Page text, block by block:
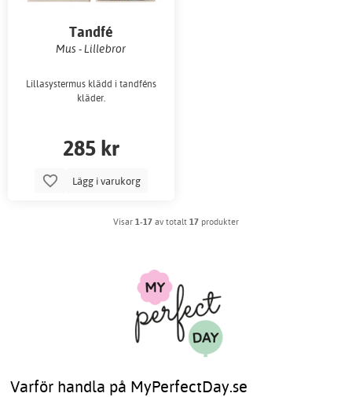
Tandfé
Mus - Lillebror
Lillasystermus klädd i tandféns
kläder.
285 kr
Lägg i varukorg
Visar 1-17 av totalt 17 produkter
Varför handla på MyPerfectDay.se